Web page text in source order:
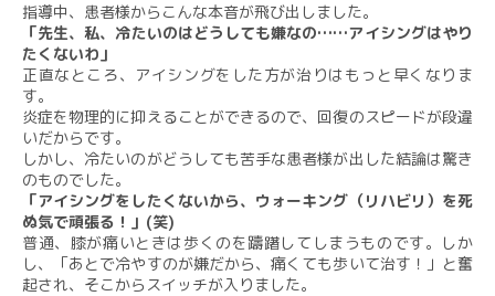
指導中、患者様からこんな本音が飛び出しました。
「先生、私、冷たいのはどうしても嫌なの……アイシングはやり
たくないわ」
正直なところ、アイシングをした方が治りはもっと早くなりま
す。
炎症を物理的に抑えることができるので、回復のスピードが段違
いだからです。
しかし、冷たいのがどうしても苦手な患者様が出した結論は驚き
のものでした。
「アイシングをしたくないから、ウォーキング（リハビリ）を死
ぬ気で頑張る！」(笑)
普通、膝が痛いときは歩くのを躊躇してしまうものです。しか
し、「あとで冷やすのが嫌だから、痛くても歩いて治す！」と奮
起され、そこからスイッチが入りました。